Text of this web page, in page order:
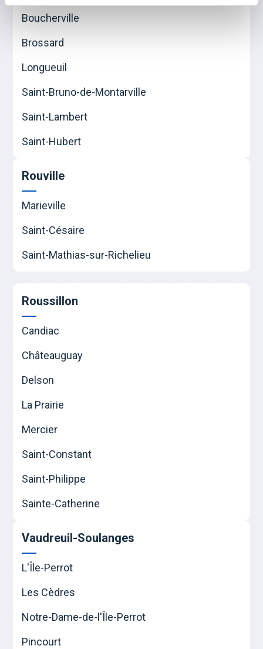
Boucherville
Brossard
Longueuil
Saint-Bruno-de-Montarville
Saint-Lambert
Saint-Hubert
Rouville
Marieville
Saint-Césaire
Saint-Mathias-sur-Richelieu
Roussillon
Candiac
Châteauguay
Delson
La Prairie
Mercier
Saint-Constant
Saint-Philippe
Sainte-Catherine
Vaudreuil-Soulanges
L'Île-Perrot
Les Cèdres
Notre-Dame-de-l'Île-Perrot
Pincourt